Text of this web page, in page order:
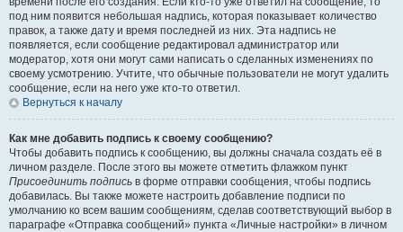
под ним появится небольшая надпись, которая показывает количество
правок, а также дату и время последней из них. Эта надпись не
появляется, если сообщение редактировал администратор или
модератор, хотя они могут сами написать о сделанных изменениях по
своему усмотрению. Учтите, что обычные пользователи не могут удалить
сообщение, если на него уже кто-то ответил.
Вернуться к началу
Как мне добавить подпись к своему сообщению?
Чтобы добавить подпись к сообщению, вы должны сначала создать её в
личном разделе. После этого вы можете отметить флажком пункт
Присоединить подпись в форме отправки сообщения, чтобы подпись
добавилась. Вы также можете настроить добавление подписи по
умолчанию ко всем вашим сообщениям, сделав соответствующий выбор в
параграфе «Отправка сообщений» пункта «Личные настройки» в личном